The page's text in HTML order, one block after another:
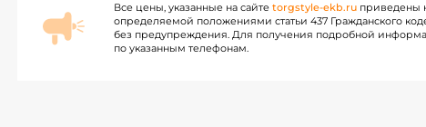
Все цены, указанные на сайте torgstyle-ekb.ru приведены
определяемой положениями статьи 437 Гражданского
без предупреждения. Для получения подробной
по указанным телефонам.